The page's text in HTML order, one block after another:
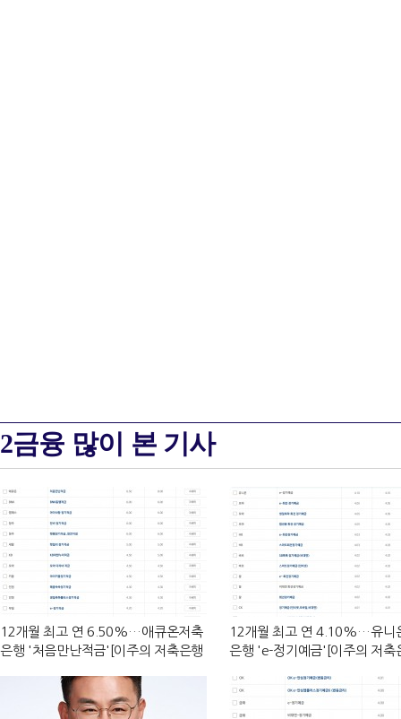
2금융 많이 본 기사
12개월 최고 연 6.50%…애큐온저축
은행 '처음만난적금'[이주의 저축은행
12개월 최고 연 4.10%…유니
은행 'e-정기예금'[이주의 저축